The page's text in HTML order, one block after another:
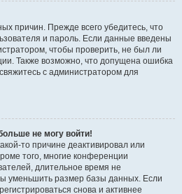
причин. Прежде всего убедитесь, что
и пароль. Если данные введены
чтобы проверить, не был ли
Также возможно, что допущена ошибка
с администратором для
не могу войти!
то причине деактивировал или
того, многие конференции
длительное время не
уменьшить размер базы данных. Если
снова и активнее